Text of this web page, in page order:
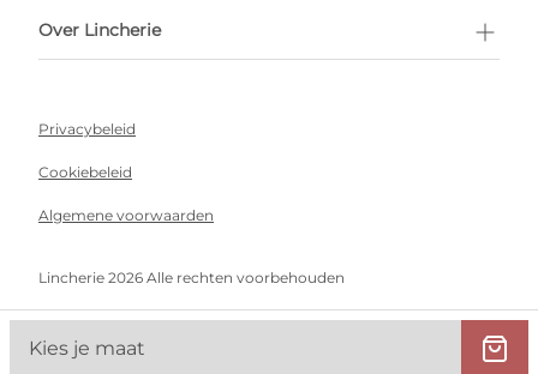
Kies je maat
Over Lincherie
Privacybeleid
Cookiebeleid
Algemene voorwaarden
Lincherie 2026 Alle rechten voorbehouden